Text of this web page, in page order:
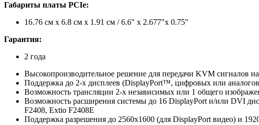
Габариты платы PCIe:
16.76 см x 6.8 см x 1.91 см / 6.6" x 2.677"x 0.75"
Гарантия:
2 года
Высокопроизводительное решение для передачи KVM сигналов
Поддержка до 2-х дисплеев (DisplayPort™, цифровых или
Возможность трансляции 2-х независимых или 1 общего
Возможность расширения системы до 16 DisplayPort и/или DVI
F2408, Extio F2408E
Поддержка разрешения до 2560x1600 (для DisplayPort видео) и